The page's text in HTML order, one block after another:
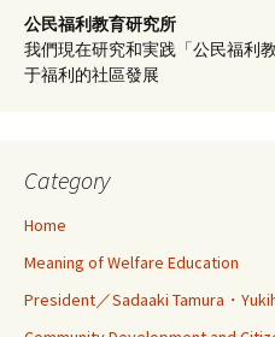
公民福利教育研究所
我們現在研究和実践「公民福利
于福利的社區發展
Category
Home
Meaning of Welfare Education
President／Sadaaki Tamura・